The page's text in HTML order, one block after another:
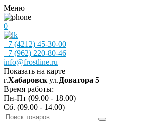
Меню
0
+7 (4212) 45-30-00
+7 (962) 220-80-46
info@frostline.ru
Показать на карте
г.Хабаровск ул.Доватора 5
Время работы:
Пн-Пт (09.00 - 18.00)
Сб. (09.00 - 14.00)